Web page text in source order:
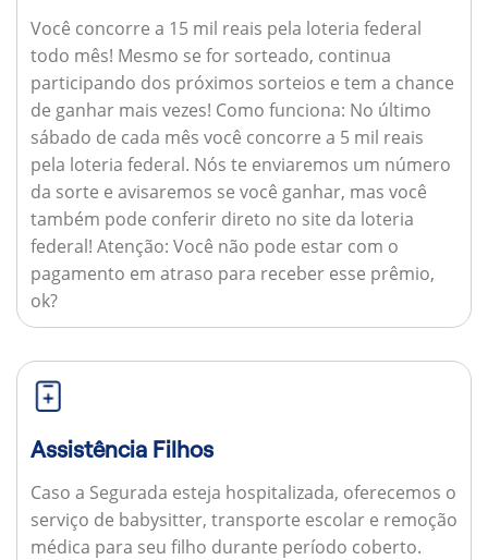
Você concorre a 15 mil reais pela loteria federal
todo mês! Mesmo se for sorteado, continua
participando dos próximos sorteios e tem a chance
de ganhar mais vezes! Como funciona: No último
sábado de cada mês você concorre a 5 mil reais
pela loteria federal. Nós te enviaremos um número
da sorte e avisaremos se você ganhar, mas você
também pode conferir direto no site da loteria
federal! Atenção: Você não pode estar com o
pagamento em atraso para receber esse prêmio,
ok?
Assistência Filhos
Caso a Segurada esteja hospitalizada, oferecemos o
serviço de babysitter, transporte escolar e remoção
médica para seu filho durante período coberto.